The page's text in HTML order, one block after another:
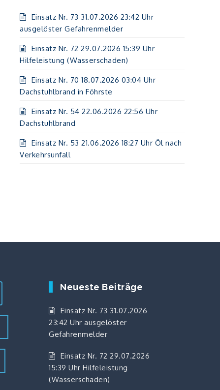
Einsatz Nr. 73 31.07.2026 23:42 Uhr
ausgelöster Gefahrenmelder
Einsatz Nr. 72 29.07.2026 15:39 Uhr
Hilfeleistung (Wasserschaden)
Einsatz Nr. 70 18.07.2026 03:04 Uhr
Dachstuhlbrand in Föhrste
Einsatz Nr. 54 22.06.2026 22:56 Uhr
Dachstuhlbrand
Einsatz Nr. 53 21.06.2026 18:27 Uhr Öl nach
Verkehrsunfall
Neueste Beiträge
Einsatz Nr. 73 31.07.2026
23:42 Uhr ausgelöster
Gefahrenmelder
Einsatz Nr. 72 29.07.2026
15:39 Uhr Hilfeleistung
(Wasserschaden)